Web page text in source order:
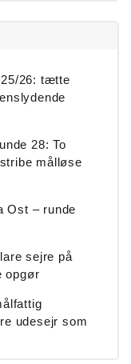
25/26: tætte
28: To
målløse
Ost – runde
sejre på
opgør
udesejr som